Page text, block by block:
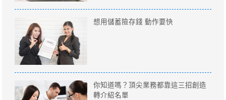
想用儲蓄險存錢 動作要快
你知道嗎？頂尖業務都靠這三招創造
轉介紹名單